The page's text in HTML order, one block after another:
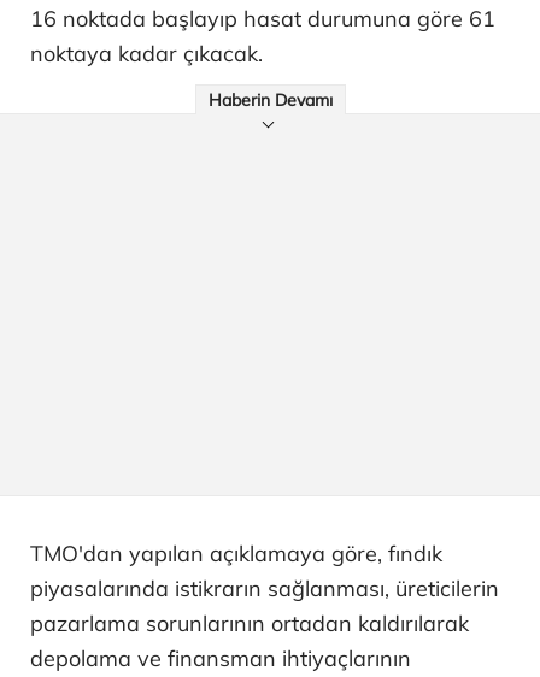
16 noktada başlayıp hasat durumuna göre 61
noktaya kadar çıkacak.
Haberin Devamı
TMO'dan yapılan açıklamaya göre, fındık
piyasalarında istikrarın sağlanması, üreticilerin
pazarlama sorunlarının ortadan kaldırılarak
depolama ve finansman ihtiyaçlarının